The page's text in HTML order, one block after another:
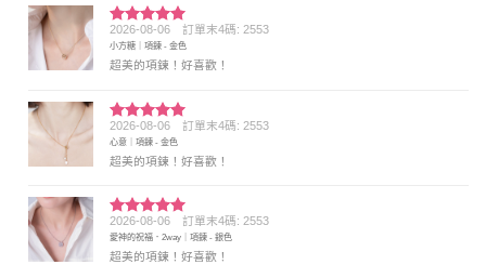
評分5 滿
分 5
2026-08-06 訂單末4碼: 2553
小方糖｜項鍊 - 金色
超美的項鍊！好喜歡！
評分5滿
分 5
2026-08-06 訂單末4碼: 2553
心意｜項鍊 - 金色
超美的項鍊！好喜歡！
評分5 滿
分 5
2026-08-06 訂單末4碼: 2553
愛神的祝福．2way｜項鍊 - 銀色
超美的項鍊！好喜歡！